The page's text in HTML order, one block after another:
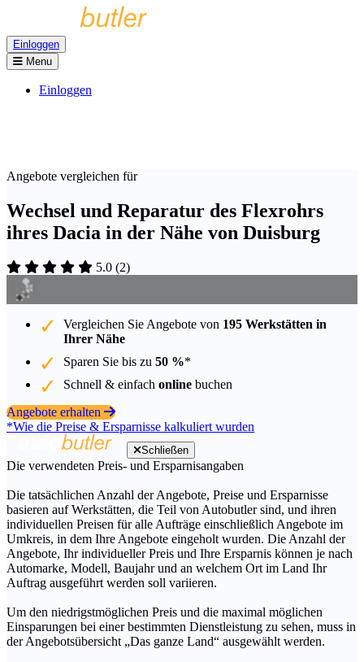
Einloggen
Menu
Einloggen
Angebote vergleichen für
Wechsel und Reparatur des Flexrohrs
ihres Dacia in der Nähe von Duisburg
5.0 (2)
Vergleichen Sie Angebote von 195 Werkstätten in
Ihrer Nähe
Sparen Sie bis zu 50 %*
Schnell & einfach online buchen
Angebote erhalten
*Wie die Preise & Ersparnisse kalkuliert wurden
Schließen
Die verwendeten Preis- und Ersparnisangaben
Die tatsächlichen Anzahl der Angebote, Preise und Ersparnisse
basieren auf Werkstätten, die Teil von Autobutler sind, und ihren
individuellen Preisen für alle Aufträge einschließlich Angebote im
Umkreis, in dem Ihre Angebote eingeholt wurden. Die Anzahl der
Angebote, Ihr individueller Preis und Ihre Ersparnis können je nach
Automarke, Modell, Baujahr und an welchem Ort im Land Ihr
Auftrag ausgeführt werden soll variieren.
Um den niedrigstmöglichen Preis und die maximal möglichen
Einsparungen bei einer bestimmten Dienstleistung zu sehen, muss in
der Angebotsübersicht „Das ganze Land“ ausgewählt werden.